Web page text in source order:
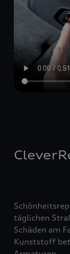
täglichen
Schäden am
Kunststoff